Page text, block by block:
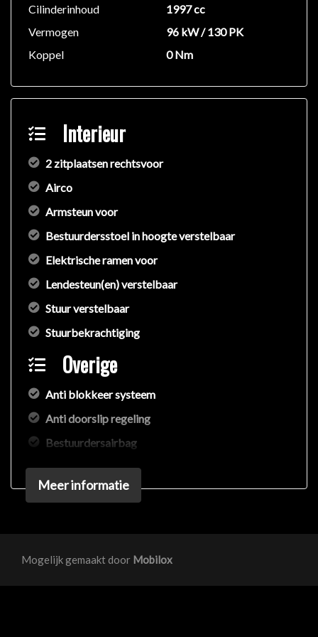
Cilinderinhoud
1997 cc
Vermogen
96 kW / 130 PK
Koppel
0 Nm
Interieur
2 zitplaatsen rechtsvoor
Airco
Armsteun voor
Bestuurdersstoel in hoogte verstelbaar
Elektrische ramen voor
Lendesteun(en) verstelbaar
Stuur verstelbaar
Stuurbekrachtiging
Overige
Anti blokkeer systeem
Anti doorslip regeling
Bestuurdersairbag
Bluetooth
Brake assist system
Exterieur
Meer informatie
Mogelijk gemaakt door Mobilox